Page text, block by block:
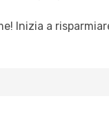
Inizia a